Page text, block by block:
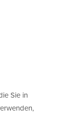
Sie in